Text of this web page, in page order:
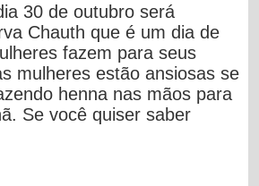
30 de outubro será
Chauth que é um dia de
fazem para seus
mulheres estão ansiosas se
henna nas mãos para
Se você quiser saber